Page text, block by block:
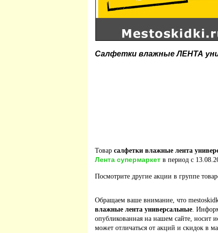
Салфетки влажные ЛЕНТА
Товар салфетки влажные лента
Лента супермаркет в период с
Посмотрите другие акции в группе
Обращаем ваше внимание, что
влажные лента универсальные.
опубликованная на нашем сайте, носит
может отличаться от акций и скидок в